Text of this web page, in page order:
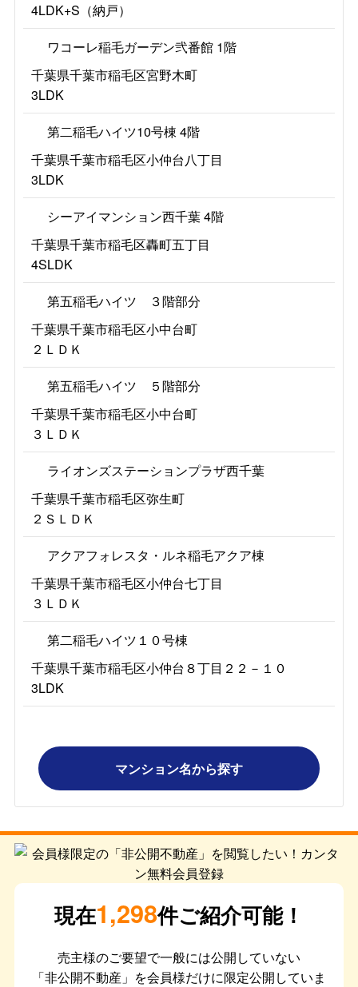
4LDK+S（納戸）
ワコーレ稲毛ガーデン弐番館 1階
千葉県千葉市稲毛区宮野木町
3LDK
第二稲毛ハイツ10号棟 4階
千葉県千葉市稲毛区小仲台八丁目
3LDK
シーアイマンション西千葉 4階
千葉県千葉市稲毛区轟町五丁目
4SLDK
第五稲毛ハイツ ３階部分
千葉県千葉市稲毛区小中台町
２ＬＤＫ
第五稲毛ハイツ ５階部分
千葉県千葉市稲毛区小中台町
３ＬＤＫ
ライオンズステーションプラザ西千葉
千葉県千葉市稲毛区弥生町
２ＳＬＤＫ
アクアフォレスタ・ルネ稲毛アクア棟
千葉県千葉市稲毛区小仲台七丁目
３ＬＤＫ
第二稲毛ハイツ１０号棟
千葉県千葉市稲毛区小仲台８丁目２２－１０
3LDK
マンション名から探す
現在1,298件ご紹介可能！
売主様のご要望で一般には公開していない
「非公開不動産」を会員様だけに限定公開していま